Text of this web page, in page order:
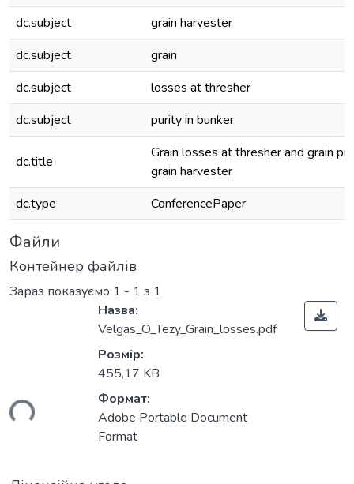
dc.subject
grain harvester
dc.subject
grain
dc.subject
losses at thresher
dc.subject
purity in bunker
dc.title
Grain losses at thresher and grain
grain harvester
dc.type
ConferencePaper
Файли
Контейнер файлів
Зараз показуємо 1 - 1 з 1
Назва:
Velgas_O_Tezy_Grain_losses.pdf
Розмір:
455,17 KB
Формат:
Adobe Portable Document
Format